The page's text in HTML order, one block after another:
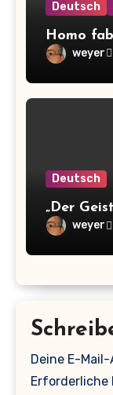
Deutsch
Homo
weyer
Deutsch
„Der
weyer
Deine E-
Erforderliche